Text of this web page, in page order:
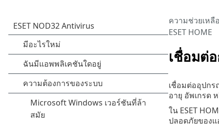
เชื่อมต่
ความช่วยเหลื
ESET HOME
เชื่อมต่ออุปก
อายุ อัพเกรด
ใน ESET
ปลอดภัยของ